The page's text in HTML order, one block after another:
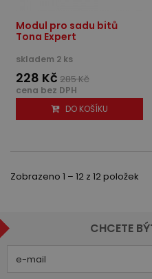
Modul pro sadu bitů
Tona Expert
skladem 2 ks
228 Kč 285 Kč
cena bez DPH
DO KOŠÍKU
Zobrazeno 1 – 12 z 12 položek
CHCETE